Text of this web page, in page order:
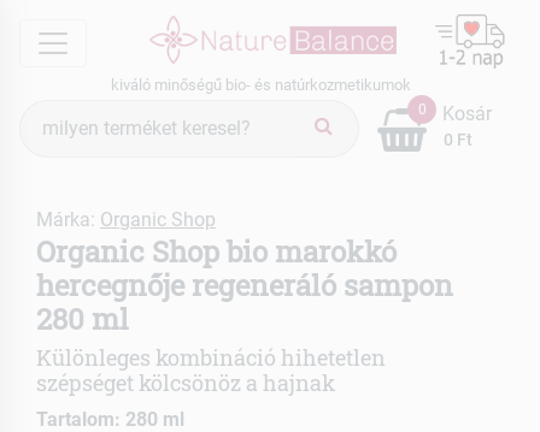
menu
kiváló minőségű bio- és natúrkozmetikumok
keresés
0
0 Ft
Kosár
Márka: Organic Shop
Organic Shop bio marokkó
hercegnője regeneráló sampon
280 ml
Különleges kombináció hihetetlen
szépséget kölcsönöz a hajnak
Tartalom: 280 ml